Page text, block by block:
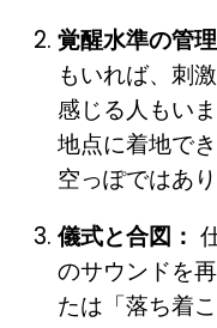
覚醒水準の管理
もいれば、刺
感じる人もい
地点に着地で
空っぽではあり
儀式と合図：
のサウンドを
たは「落ち着